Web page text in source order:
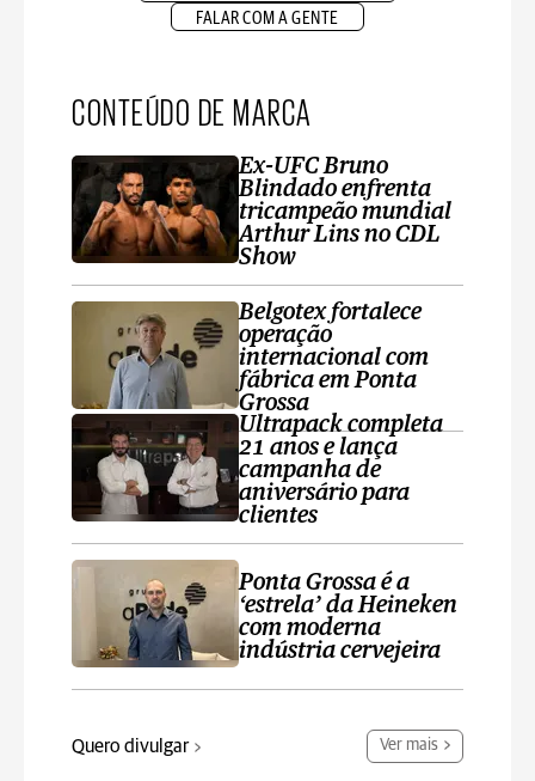
FALAR COM A GENTE
CONTEÚDO DE MARCA
Ex-UFC Bruno
Blindado enfrenta
tricampeão mundial
Arthur Lins no CDL
Show
Belgotex fortalece
operação
internacional com
fábrica em Ponta
Grossa
Ultrapack completa
21 anos e lança
campanha de
aniversário para
clientes
Ponta Grossa é a
‘estrela’ da Heineken
com moderna
indústria cervejeira
Quero divulgar Ver mais